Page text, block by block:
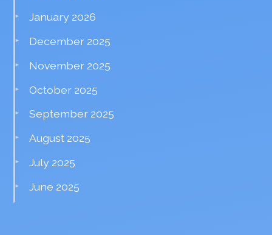
January 2026
December 2025
November 2025
October 2025
September 2025
August 2025
July 2025
June 2025